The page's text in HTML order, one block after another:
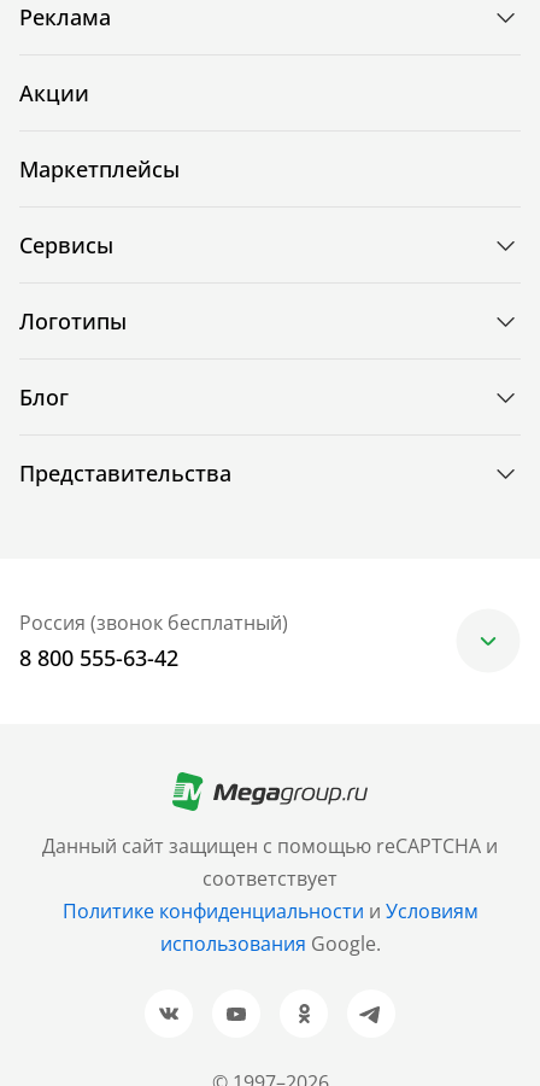
Данный сайт защищен с помощью reCAPTCHA и
соответствует
Политике конфиденциальности и Условиям
использования Google.
Реклама
Акции
Маркетплейсы
Сервисы
Логотипы
Блог
Представительства
Россия (звонок бесплатный)
8 800 555-63-42
+7 (499) 705-30-10
Санкт-Петербург
+7 (812) 600-77-33
Барнаул
+7 (961) 999-93-93
Новосибирск